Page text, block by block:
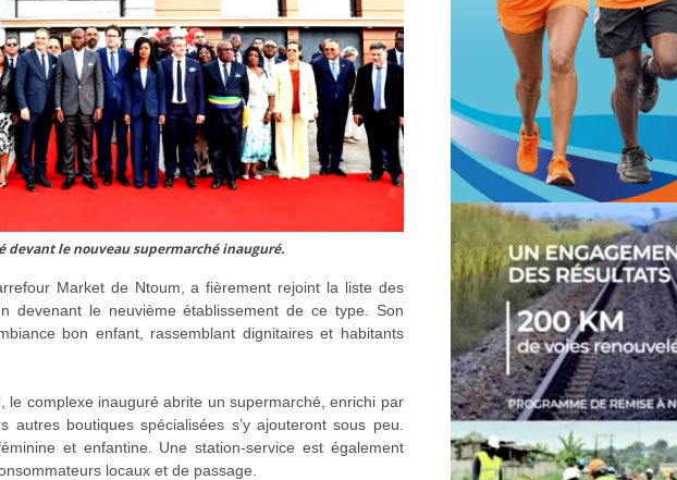
le nouveau supermarché inauguré.
Market de Ntoum, a fièrement rejoint la liste des
devenant le neuvième établissement de ce type. Son
bon enfant, rassemblant dignitaires et habitants
le complexe inauguré abrite un supermarché, enrichi par
autres boutiques spécialisées s’y ajouteront sous peu.
et enfantine. Une station-service est également
locaux et de passage.